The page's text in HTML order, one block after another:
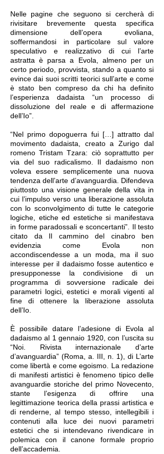
Nelle pagine che seguono si cercherà di
rivisitare brevemente questa specifica
dimensione dell’opera evoliana,
soffermandosi in particolare sul valore
speculativo e realizzativo di cui l’arte
astratta è parsa a Evola, almeno per un
certo periodo, provvista, stando a quanto si
evince dai suoi scritti teorici sull’arte e come
è stato ben compreso da chi ha definito
l’esperienza dadaista “un processo di
dissoluzione del reale e di affermazione
dell’Io”.
“Nel primo dopoguerra fui […] attratto dal
movimento dadaista, creato a Zurigo dal
romeno Tristam Tzara: ciò soprattutto per
via del suo radicalismo. Il dadaismo non
voleva essere semplicemente una nuova
tendenza dell’arte d’avanguardia. Difendeva
piuttosto una visione generale della vita in
cui l’impulso verso una liberazione assoluta
con lo sconvolgimento di tutte le categorie
logiche, etiche ed estetiche si manifestava
in forme paradossali e sconcertanti”. Il testo
citato da Il cammino del cinabro ben
evidenzia come Evola non
accondiscendesse a un moda, ma il suo
interesse per il dadaismo fosse autentico e
presupponesse la condivisione di un
programma di sovversione radicale dei
parametri logici, estetici e morali vigenti al
fine di ottenere la liberazione assoluta
dell’Io.
È possibile datare l’adesione di Evola al
dadaismo al 1 gennaio 1920, con l’uscita su
“Noi. Rivista internazionale d’arte
d’avanguardia” (Roma, a. III, n. 1), di L’arte
come libertà e come egoismo. La redazione
di manifesti artistici è fenomeno tipico delle
avanguardie storiche del primo Novecento,
stante l’esigenza di offrire una
legittimazione teorica della prassi artistica e
di renderne, al tempo stesso, intellegibili i
contenuti alla luce dei nuovi parametri
estetici che si intendevano rivendicare in
polemica con il canone formale proprio
dell’accademia.